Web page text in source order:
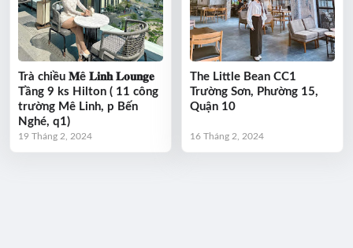
Trà chiều 𝐌ê 𝐋𝐢𝐧𝐡 𝐋𝐨𝐮𝐧𝐠𝐞
Tầng 9 ks Hilton ( 11 công
trường Mê Linh, p Bến
Nghé, q1)
19 Tháng 2, 2024
The Little Bean CC1
Trường Sơn, Phường 15,
Quận 10
16 Tháng 2, 2024